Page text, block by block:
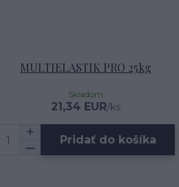
MULTIELASTIK PRO 25kg
21,34 EUR/ks
Skladom
Pridať do košíka